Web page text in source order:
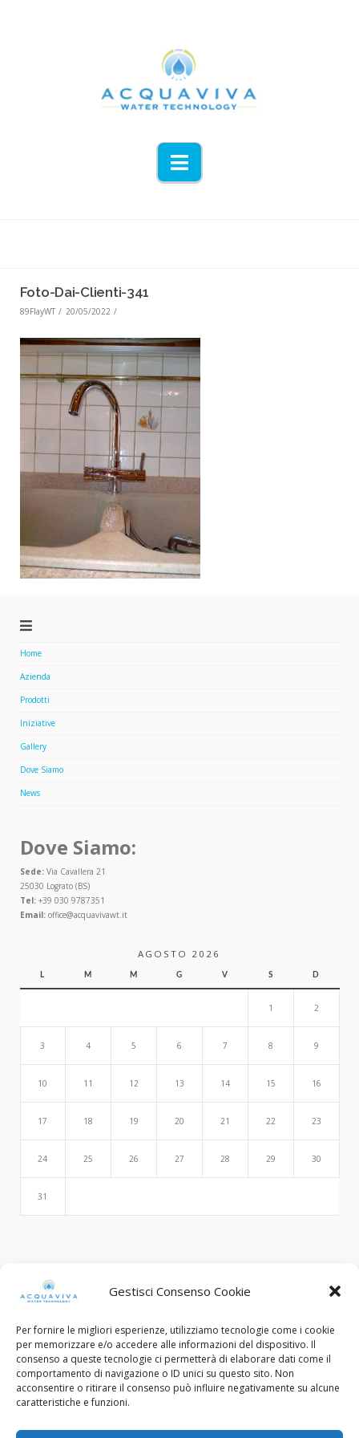
Gestisci Consenso Cookie
Per fornire le migliori esperienze, utilizziamo tecnologie come i cookie
per memorizzare e/o accedere alle informazioni del dispositivo. Il
consenso a queste tecnologie ci permetterà di elaborare dati come il
comportamento di navigazione o ID unici su questo sito. Non
acconsentire o ritirare il consenso può influire negativamente su alcune
caratteristiche e funzioni.
Navigation
Foto-Dai-Clienti-341
89FlayWT 20/05/2022
Home
Azienda
Prodotti
Iniziative
Gallery
Dove Siamo
News
Dove Siamo:
Sede:Via Cavallera 21
25030 Lograto (BS)
Tel:+39 030 9787351
Email:office@acquavivawt.it
AGOSTO 2026
L M M G V S D
1 2
3 4 5 6 7 8 9
10 11 12 13 14 15 16
17 18 19 20 21 22 23
24 25 26 27 28 29 30
31